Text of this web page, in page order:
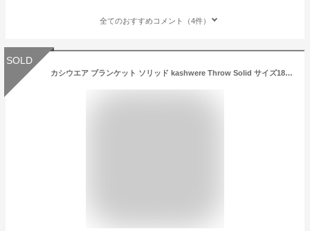
全てのおすすめコメント（4件）
SOLD
カシウエア ブランケット ソリッド kashwere Throw Solid サイズ183cm×135cm ekw001 5カラー